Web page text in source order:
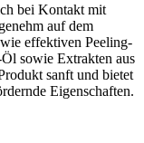
bei Kontakt mit
auf dem
effektiven Peeling-
sowie Extrakten aus
sanft und bietet
Eigenschaften.